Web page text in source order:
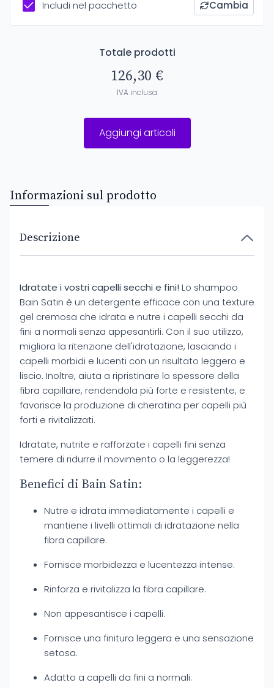
Includi nel pacchetto Cambia
Totale prodotti
126,30 €
IVA inclusa
Aggiungi articoli
Informazioni sul prodotto
Descrizione
Idratate i vostri capelli secchi e fini! Lo shampoo
Bain Satin è un detergente efficace con una texture
gel cremosa che idrata e nutre i capelli secchi da
fini a normali senza appesantirli. Con il suo utilizzo,
migliora la ritenzione dell'idratazione, lasciando i
capelli morbidi e lucenti con un risultato leggero e
liscio. Inoltre, aiuta a ripristinare lo spessore della
fibra capillare, rendendola più forte e resistente, e
favorisce la produzione di cheratina per capelli più
forti e rivitalizzati.
Idratate, nutrite e rafforzate i capelli fini senza
temere di ridurre il movimento o la leggerezza!
Benefici di Bain Satin:
Nutre e idrata immediatamente i capelli e
mantiene i livelli ottimali di idratazione nella
fibra capillare.
Fornisce morbidezza e lucentezza intense.
Rinforza e rivitalizza la fibra capillare.
Non appesantisce i capelli.
Fornisce una finitura leggera e una sensazione
setosa.
Adatto a capelli da fini a normali.